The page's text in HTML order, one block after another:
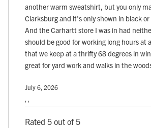
another warm sweatshirt, but you only
Clarksburg and it's only shown in black
And the Carhartt store I was in had
should be good for working long hours at
that we keep at a thrifty 68 degrees in
great for yard work and walks in the
July 6, 2026
Rated 5 out of 5